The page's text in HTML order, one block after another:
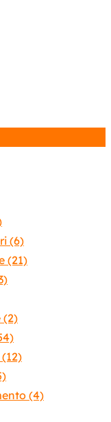
(6)
(21)
(2)
(12)
(4)